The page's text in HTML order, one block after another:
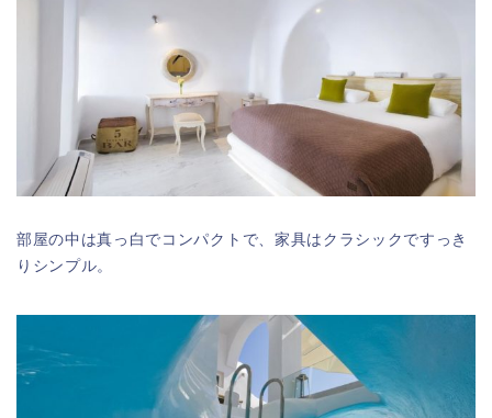
部屋の中は真っ白でコンパクトで、家具はクラシックですっき
りシンプル。